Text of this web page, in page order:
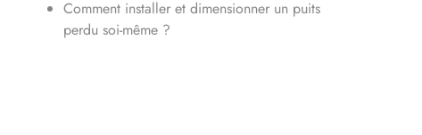
Comment installer et dimensionner un puits
perdu soi-même ?